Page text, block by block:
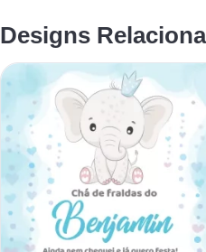
Designs